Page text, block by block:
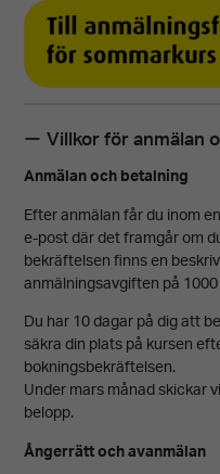
Villkor för anmälan
Anmälan och betalning
Efter anmälan får du inom
e-post där det framgår om
bekräftelsen finns en
anmälningsavgiften på
Du har 10 dagar på dig att
säkra din plats på kursen
bokningsbekräftelsen.
Under mars månad skickar
belopp.
Ångerrätt och avanmälan